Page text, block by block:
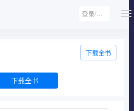
登录/注册
下载全书
下载全书